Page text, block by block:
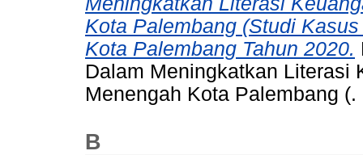
Kota Palembang (Studi
Kota Palembang Tahun 2020.
Dalam Meningkatkan Literasi
Menengah Kota Palembang (.
B